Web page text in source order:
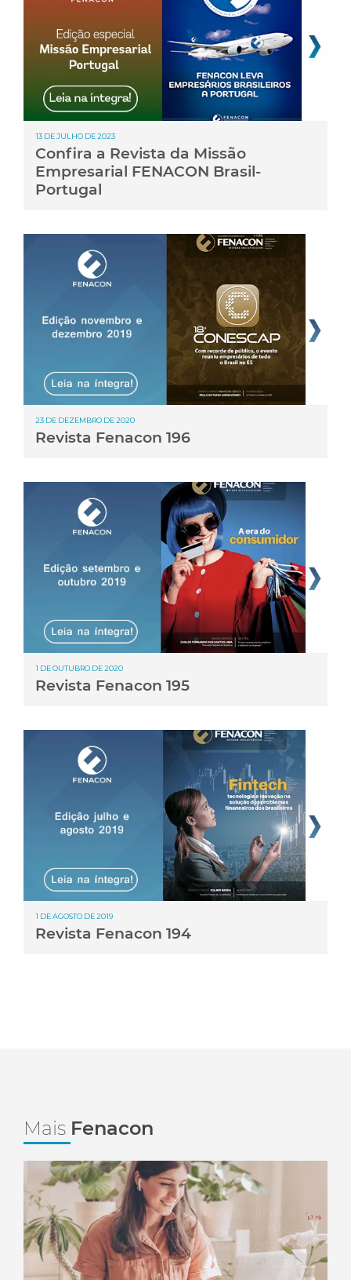
13 DE JULHO DE 2023
Confira a Revista da Missão
Empresarial FENACON Brasil-
Portugal
23 DE DEZEMBRO DE 2020
Revista Fenacon 196
1 DE OUTUBRO DE 2020
Revista Fenacon 195
1 DE AGOSTO DE 2019
Revista Fenacon 194
Mais Fenacon